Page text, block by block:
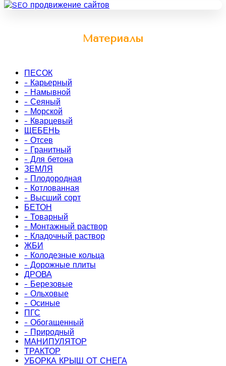
Материалы
ПЕСОК
- Карьерный
- Намывной
- Сеяный
- Морской
- Кварцевый
ЩЕБЕНЬ
- Отсев
- Гранитный
- Для бетона
ЗЕМЛЯ
- Плодородная
- Котлованная
- Высший сорт
БЕТОН
- Товарный
- Монтажный раствор
- Кладочный раствор
ЖБИ
- Колодезные кольца
- Дорожные плиты
ДРОВА
- Березовые
- Ольховые
- Осиные
ПГС
- Обогащенный
- Природный
МАНИПУЛЯТОР
ТРАКТОР
УБОРКА КРЫШ ОТ СНЕГА